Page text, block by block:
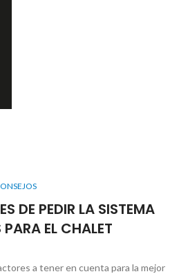
DE PEDIR LA SISTEMA
EL CHALET
a tener en cuenta para la mejor